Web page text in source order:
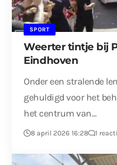
SPORT
Weerter tintje bij
Eindhoven
Onder een stralende
gehuldigd voor het
het centrum van…
8 april 2026 16:28 1